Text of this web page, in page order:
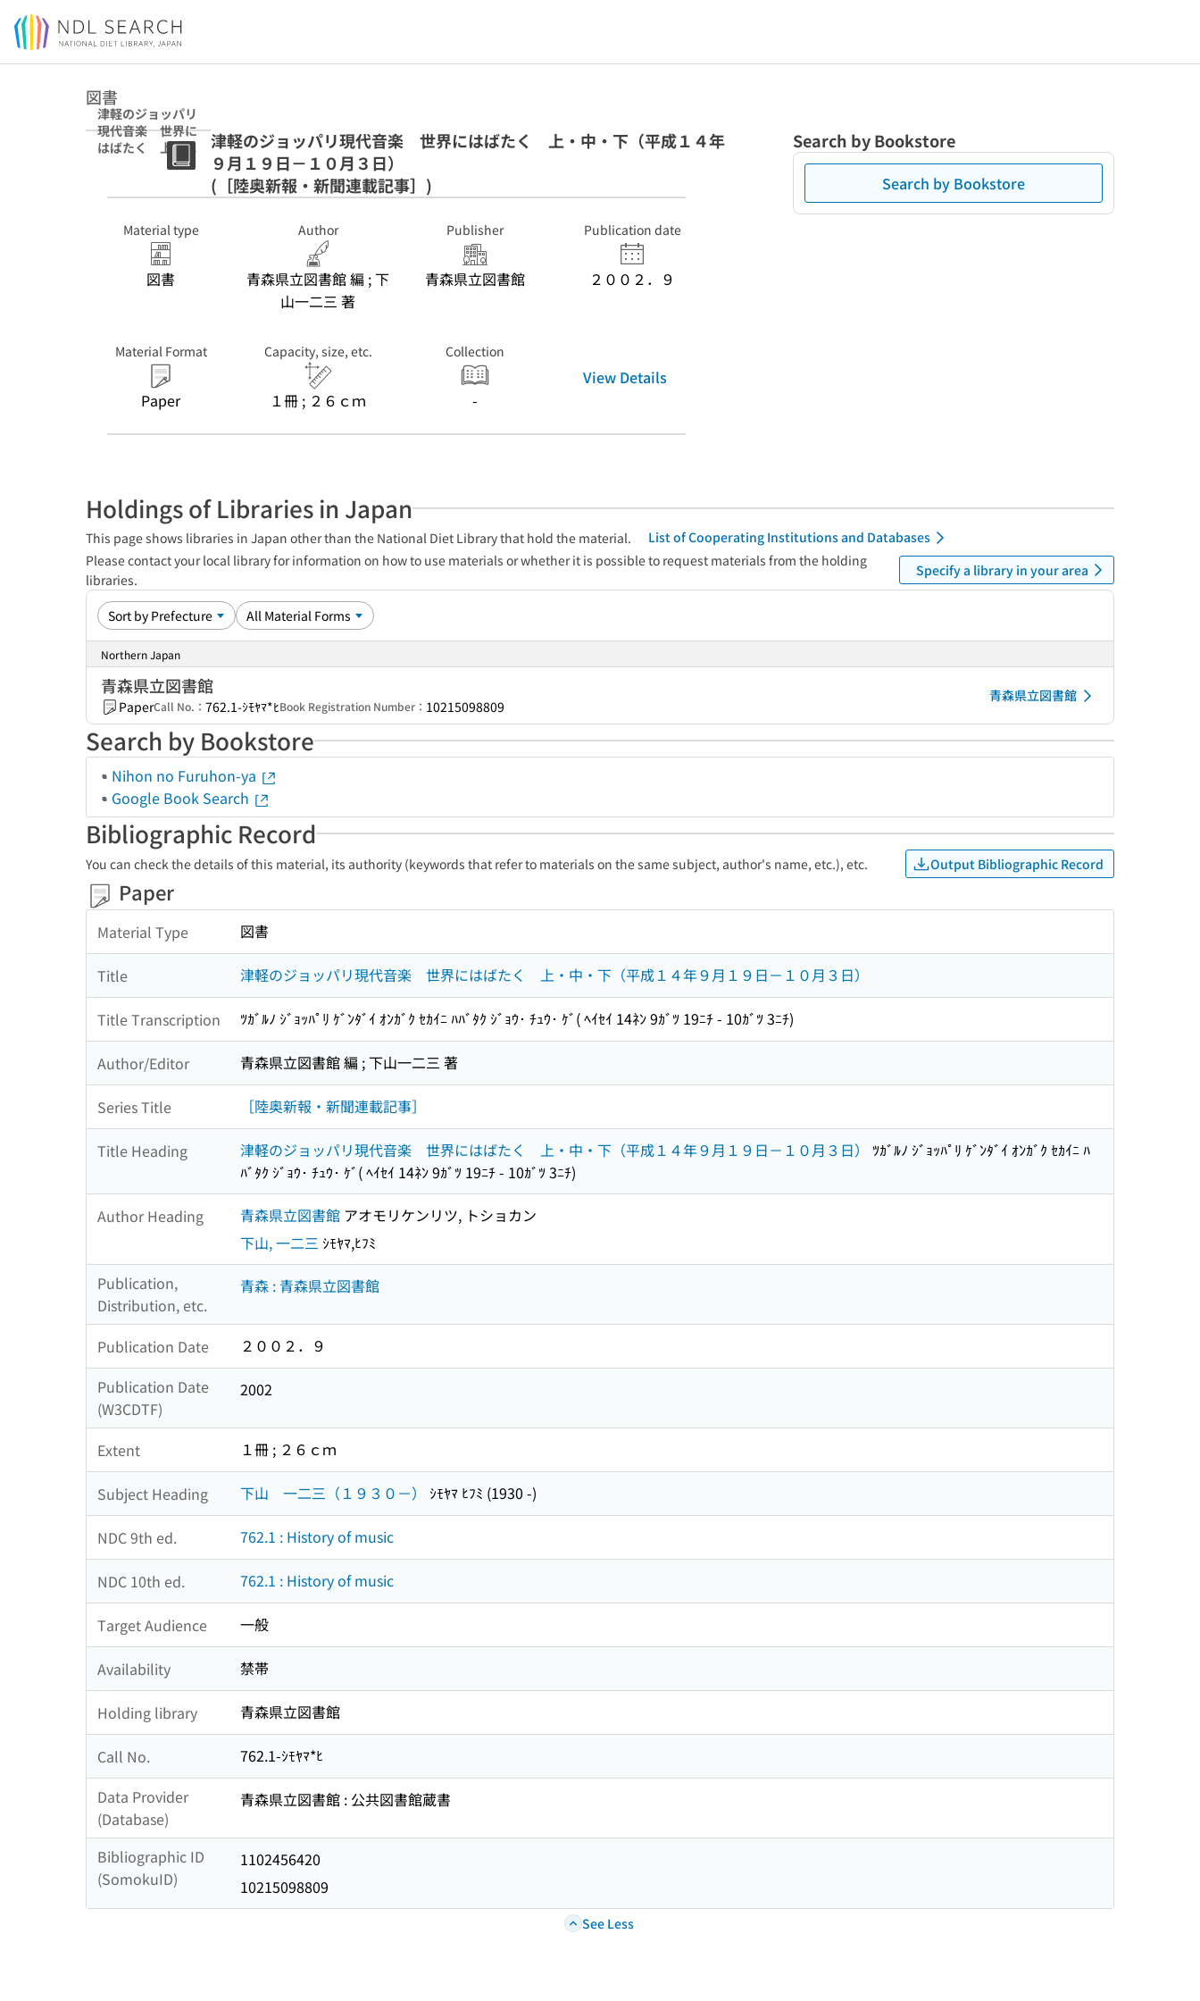
Jump to main content
図書
津軽のジョッパリ
現代音楽 世界に
はばたく 上・
中・下（平成１４
０月３日） (［陸
記事］)
津軽のジョッパリ現代音楽 世界にはばたく 上・中・下（平成１４年
９月１９日－１０月３日）
(［陸奥新報・新聞連載記事］)
Material type
図書
Author
青森県立図書館 編 ; 下
山一二三 著
Publisher
青森県立図書館
Publication date
２００２．９
Material Format
Paper
Capacity, size, etc.
１冊 ; ２６ｃｍ
Collection
-
View Details
Search by Bookstore
Search by Bookstore
Holdings of Libraries in Japan
This page shows libraries in Japan other than the National Diet Library that hold the material.
List of Cooperating Institutions and Databases
Please contact your local library for information on how to use materials or whether it is possible to request materials from the holding
libraries.
Specify a library in your area
Northern Japan
青森県立図書館
PaperCall No.： 762.1-ｼﾓﾔﾏ*ﾋBook Registration Number： 10215098809
青森県立図書館
Search by Bookstore
Nihon no Furuhon-ya
Google Book Search
Bibliographic Record
You can check the details of this material, its authority (keywords that refer to materials on the same subject, author's name, etc.), etc. Output Bibliographic Record
Paper
Material Type 図書
Title 津軽のジョッパリ現代音楽 世界にはばたく 上・中・下（平成１４年９月１９日－１０月３日）
Title Transcription ﾂｶﾞﾙﾉ ｼﾞｮｯﾊﾟﾘ ｹﾞﾝﾀﾞｲ ｵﾝｶﾞｸ ｾｶｲﾆ ﾊﾊﾞﾀｸ ｼﾞｮｳ･ ﾁｭｳ･ ｹﾞ( ﾍｲｾｲ 14ﾈﾝ 9ｶﾞﾂ 19ﾆﾁ - 10ｶﾞﾂ 3ﾆﾁ)
Author/Editor 青森県立図書館 編 ; 下山一二三 著
Series Title ［陸奥新報・新聞連載記事］
Title Heading 津軽のジョッパリ現代音楽 世界にはばたく 上・中・下（平成１４年９月１９日－１０月３日）
ﾂｶﾞﾙﾉ ｼﾞｮｯﾊﾟﾘ ｹﾞﾝﾀﾞｲ ｵﾝｶﾞｸ ｾｶｲﾆ ﾊ
ﾊﾞﾀｸ ｼﾞｮｳ･ ﾁｭｳ･ ｹﾞ( ﾍｲｾｲ 14ﾈﾝ 9ｶﾞﾂ 19ﾆﾁ - 10ｶﾞﾂ 3ﾆﾁ)
Author Heading 青森県立図書館 アオモリケンリツ, トショカン
下山, 一二三 ｼﾓﾔﾏ,ﾋﾌﾐ
Publication,
Distribution, etc.
青森 : 青森県立図書館
Publication Date
２００２．９
Publication Date
(W3CDTF)
2002
Extent １冊 ; ２６ｃｍ
Subject Heading 下山 一二三（１９３０－） ｼﾓﾔﾏ ﾋﾌﾐ (1930 -)
NDC 9th ed. 762.1 : History of music
NDC 10th ed. 762.1 : History of music
Target Audience 一般
Availability 禁帯
Holding library 青森県立図書館
Call No.
762.1-ｼﾓﾔﾏ*ﾋ
Data Provider
(Database)
青森県立図書館 : 公共図書館蔵書
Bibliographic ID
(SomokuID)
1102456420
10215098809
See Less